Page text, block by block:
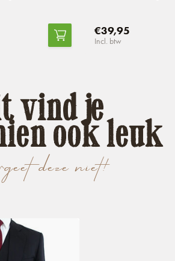
€39,95
Incl. btw
deze niet!
vind je
ook leuk